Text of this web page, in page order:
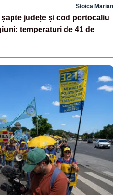
Stoica Marian
județe și cod portocaliu
temperaturi de 41 de